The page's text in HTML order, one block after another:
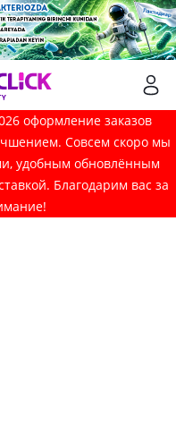
оформление заказов
Совсем скоро мы
удобным обновлённым
Благодарим вас за